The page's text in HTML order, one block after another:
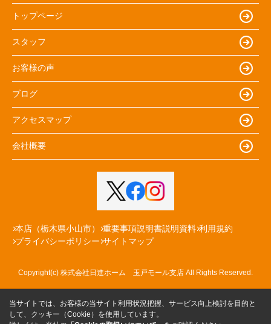
トップページ
スタッフ
お客様の声
ブログ
アクセスマップ
会社概要
本店（栃木県小山市） 重要事項説明書説明資料 利用規約
プライバシーポリシー サイトマップ
Copyright(c) 株式会社日進ホーム 玉戸モール支店 All Rights Reserved.
当サイトでは、お客様の当サイト利用状況把握、サービス向上検討を目的と
して、クッキー（Cookie）を使用しています。